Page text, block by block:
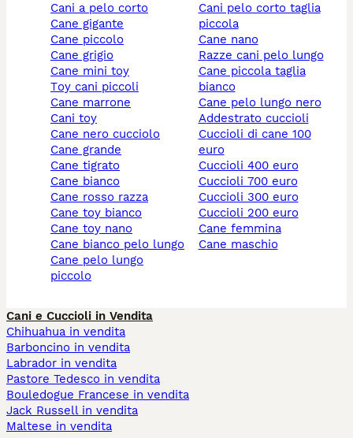
cani a pelo corto
cane gigante
cane piccolo
cane grigio
cane mini toy
toy cani piccoli
cane marrone
cani toy
cane nero cucciolo
cane grande
cane tigrato
cane bianco
cane rosso razza
cane toy bianco
cane toy nano
cane bianco pelo lungo
cane pelo lungo
piccolo
cani pelo corto taglia
piccola
cane nano
razze cani pelo lungo
cane piccola taglia
bianco
cane pelo lungo nero
addestrato cuccioli
cuccioli di cane 100
euro
cuccioli 400 euro
cuccioli 700 euro
cuccioli 300 euro
cuccioli 200 euro
cane femmina
cane maschio
Cani e Cuccioli in Vendita
Chihuahua in vendita
Barboncino in vendita
Labrador in vendita
Pastore Tedesco in vendita
Bouledogue Francese in vendita
Jack Russell in vendita
Maltese in vendita